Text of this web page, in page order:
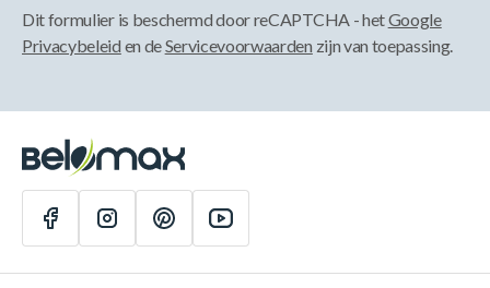
Dit formulier is beschermd door reCAPTCHA - hetGoogle
Privacybeleid en deServicevoorwaarden zijn van toepassing.